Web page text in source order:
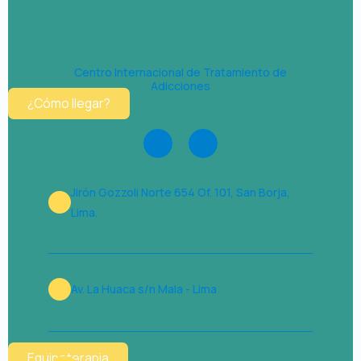
¿Cómo llegar?
Centro Internacional de Tratamiento de
Adicciones
F
b
a
m
Jirón Gozzoli Norte 654 Of. 101, San Borja,
Lima.
Av. La Huaca s/n Mala - Lima